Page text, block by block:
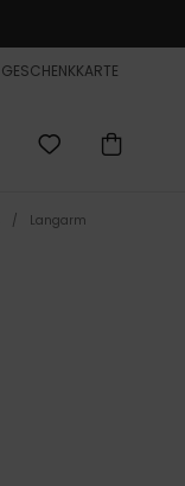
GESCHENKKARTE
Langarm